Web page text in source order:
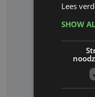
Lees
SHOW